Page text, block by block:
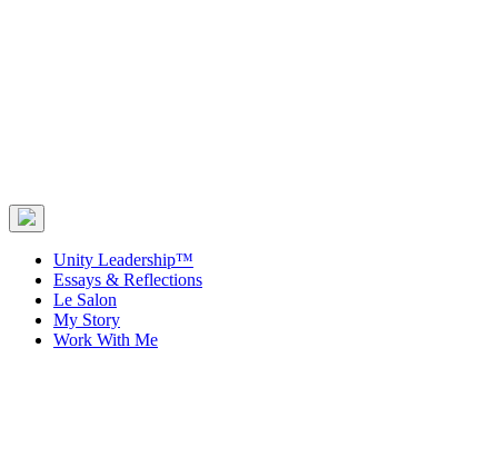
Unity Leadership™
Essays & Reflections
Le Salon
My Story
Work With Me